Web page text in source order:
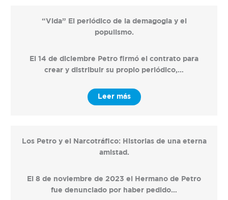
“Vida” El periódico de la demagogia y el
populismo.
El 14 de diciembre Petro firmó el contrato para
crear y distribuir su propio periódico,…
Leer más
Los Petro y el Narcotráfico: Historias de una eterna
amistad.
El 8 de noviembre de 2023 el Hermano de Petro
fue denunciado por haber pedido…